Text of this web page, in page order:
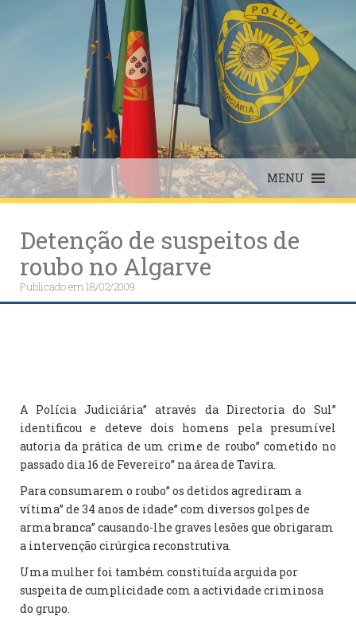
MENU
Detenção de suspeitos de
roubo no Algarve
Publicado em18/02/2009
A Polícia Judiciária” através da Directoria do Sul”
identificou e deteve dois homens pela presumível
autoria da prática de um crime de roubo” cometido no
passado dia 16 de Fevereiro” na área de Tavira.
Para consumarem o roubo” os detidos agrediram a
vítima” de 34 anos de idade” com diversos golpes de
arma branca” causando-lhe graves lesões que obrigaram
a intervenção cirúrgica reconstrutiva.
Uma mulher foi também constituída arguida por
suspeita de cumplicidade com a actividade criminosa
do grupo.